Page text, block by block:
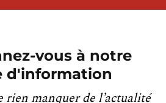
vous à notre
d'information
rien manquer de l’actualité